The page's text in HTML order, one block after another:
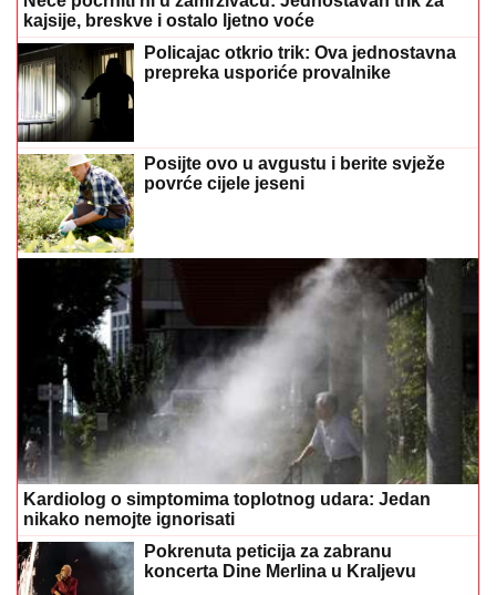
kajsije, breskve i ostalo ljetno voće
Policajac otkrio trik: Ova jednostavna
prepreka usporiće provalnike
Posijte ovo u avgustu i berite svježe
povrće cijele jeseni
Kardiolog o simptomima toplotnog udara: Jedan
nikako nemojte ignorisati
Pokrenuta peticija za zabranu
koncerta Dine Merlina u Kraljevu